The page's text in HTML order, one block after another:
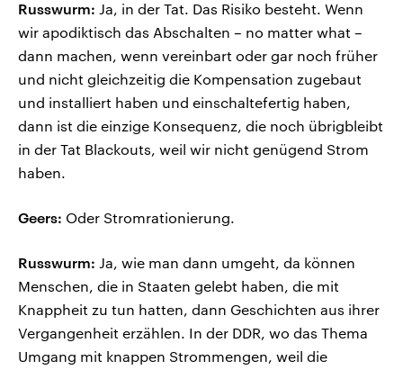
Russwurm: Ja, in der Tat. Das Risiko besteht. Wenn
wir apodiktisch das Abschalten – no matter what –
dann machen, wenn vereinbart oder gar noch früher
und nicht gleichzeitig die Kompensation zugebaut
und installiert haben und einschaltefertig haben,
dann ist die einzige Konsequenz, die noch übrigbleibt
in der Tat Blackouts, weil wir nicht genügend Strom
haben.
Geers: Oder Stromrationierung.
Russwurm: Ja, wie man dann umgeht, da können
Menschen, die in Staaten gelebt haben, die mit
Knappheit zu tun hatten, dann Geschichten aus ihrer
Vergangenheit erzählen. In der DDR, wo das Thema
Umgang mit knappen Strommengen, weil die